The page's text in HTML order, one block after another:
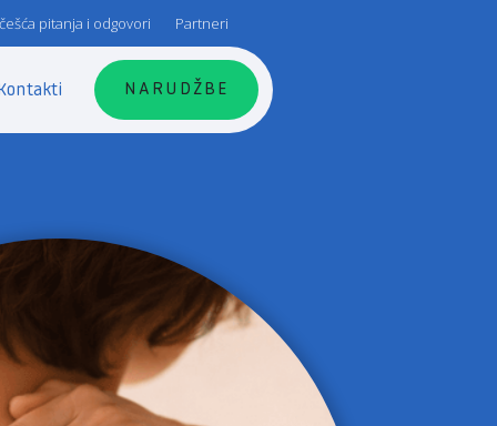
pitanja i odgovori Partneri
NARUDŽBE